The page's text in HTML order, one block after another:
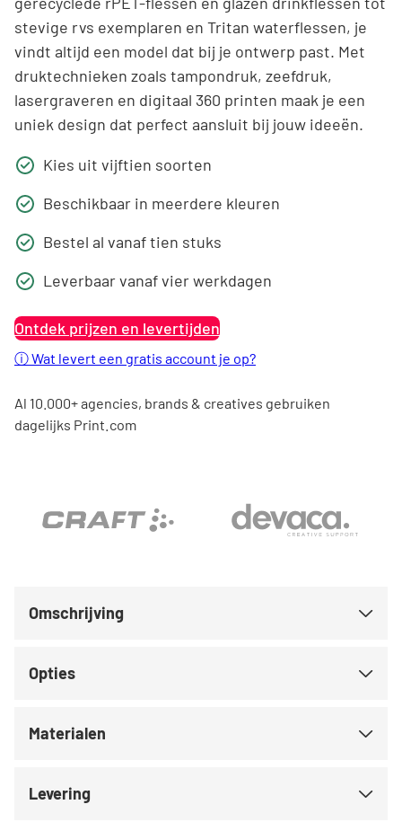
stevige rvs exemplaren en Tritan waterflessen, je
vindt altijd een model dat bij je ontwerp past. Met
druktechnieken zoals tampondruk, zeefdruk,
lasergraveren en digitaal 360 printen maak je een
uniek design dat perfect aansluit bij jouw ideeën.
Kies uit vijftien soorten
Beschikbaar in meerdere kleuren
Bestel al vanaf tien stuks
Leverbaar vanaf vier werkdagen
Ontdek prijzen en levertijden
ⓘWat levert een gratis account je op?
Al 10.000+ agencies, brands & creatives gebruiken
dagelijks Print.com
Omschrijving
Opties
Materialen
Levering